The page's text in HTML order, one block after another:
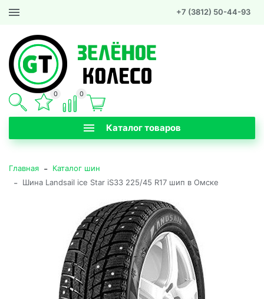
+7 (3812) 50-44-93
Каталог товаров
0 0
Главная - Каталог шин
- Шина Landsail ice Star iS33 225/45 R17 шип в Омске